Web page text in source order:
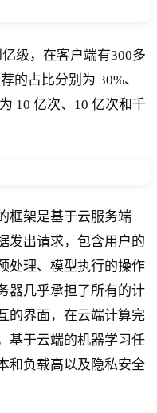
亿级，在客户端有300多
的占比分别为 30%、
10 亿次、10 亿次和千
框架是基于云服务端
发出请求，包含用户的
处理、模型执行的操作
器几乎承担了所有的计
的界面，在云端计算完
基于云端的机器学习任
和负载高以及隐私安全